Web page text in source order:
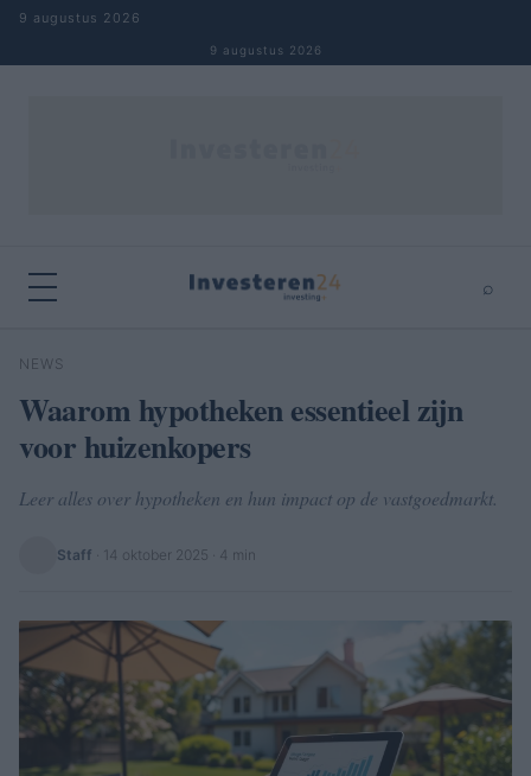
Naar inhoud springen
9 augustus 2026
9 augustus 2026
⌕
Zoeken
NEWS
Waarom hypotheken essentieel zijn
voor huizenkopers
Leer alles over hypotheken en hun impact op de vastgoedmarkt.
Staff 14 oktober 2025 · 4 min